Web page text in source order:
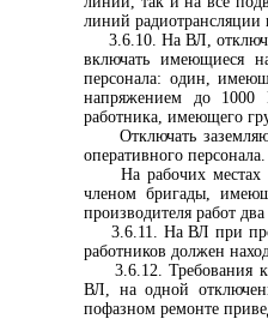
линий радиотрансляции
3.6.10. На ВЛ,
включать имеющиеся
персонала: один,
напряжением до 1000
работника, имеющего
Отключать
оперативного персонала.
На рабочих местах на
членом бригады,
производителя работ
3.6.11. На ВЛ при
работников должен
3.6.12. Требования к
ВЛ, на одной
пофазном ремонте